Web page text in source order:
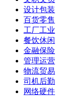
设计包装
百货零售
工厂工业
餐饮休闲
金融保险
管理运营
物流贸易
司机后勤
网络硬件